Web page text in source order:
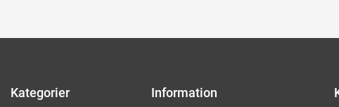
Kategorier Information